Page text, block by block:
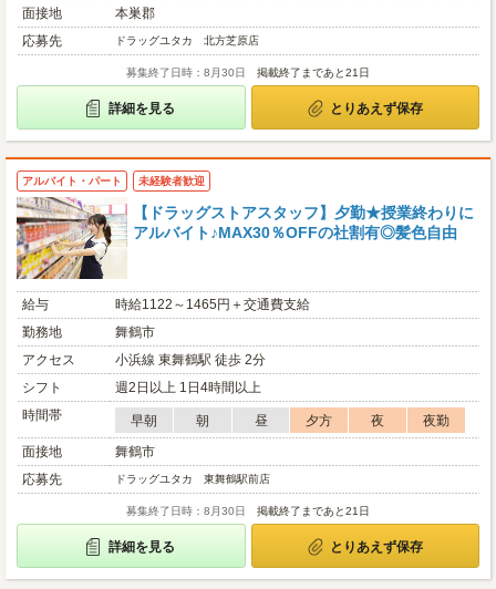
面接地
本巣郡
応募先
ドラッグユタカ 北方芝原店
募集終了日時：8月30日 掲載終了まであと21日
詳細を見る とりあえず保存
アルバイト・パート 未経験者歓迎
【ドラッグストアスタッフ】夕勤★授業終わりに
アルバイト♪MAX30％OFFの社割有◎髪色自由
給与
時給1122～1465円＋交通費支給
勤務地
舞鶴市
アクセス
小浜線 東舞鶴駅 徒歩 2分
シフト
週2日以上 1日4時間以上
時間帯
早朝 朝 昼 夕方 夜
夜勤
面接地
舞鶴市
応募先
ドラッグユタカ 東舞鶴駅前店
募集終了日時：8月30日 掲載終了まであと21日
詳細を見る とりあえず保存